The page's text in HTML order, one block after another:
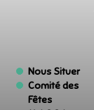
Nous Situer
Comité des
Fêtes